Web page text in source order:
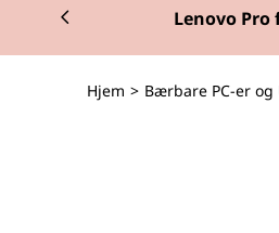
ae
Hjem > Bærbare PC-er og